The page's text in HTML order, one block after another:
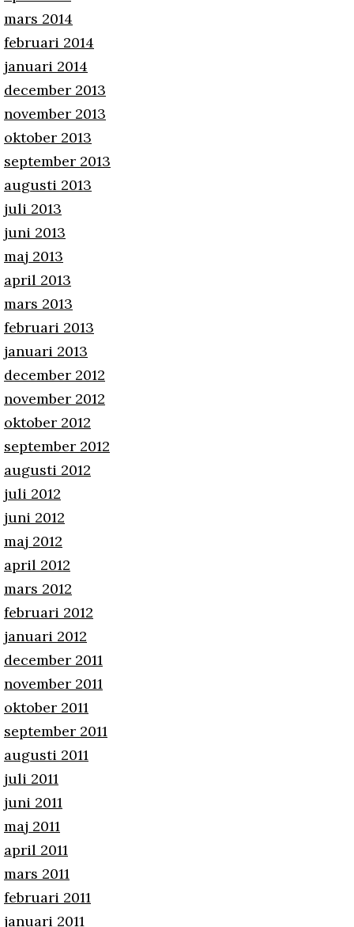
mars 2014
februari 2014
januari 2014
december 2013
november 2013
oktober 2013
september 2013
augusti 2013
juli 2013
juni 2013
maj 2013
april 2013
mars 2013
februari 2013
januari 2013
december 2012
november 2012
oktober 2012
september 2012
augusti 2012
juli 2012
juni 2012
maj 2012
april 2012
mars 2012
februari 2012
januari 2012
december 2011
november 2011
oktober 2011
september 2011
augusti 2011
juli 2011
juni 2011
maj 2011
april 2011
mars 2011
februari 2011
januari 2011